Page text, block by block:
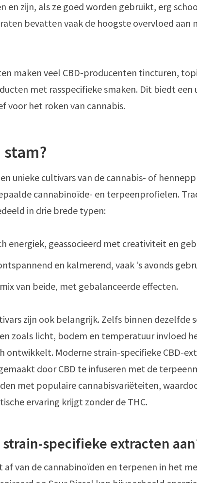
en zijn, als ze goed worden gebruikt, erg
bevatten vaak de hoogste overvloed aan
maken veel CBD-producenten tincturen,
met rasspecifieke smaken. Dit biedt een
voor het roken van cannabis.
stam?
unieke cultivars van de cannabis- of
cannabinoïde- en terpeenprofielen.
in drie brede typen:
energiek, geassocieerd met creativiteit en
en kalmerend, vaak ’s avonds
van beide, met gebalanceerde effecten.
zijn ook belangrijk. Zelfs binnen dezelfde
zoals licht, bodem en temperatuur invloed
ontwikkelt. Moderne strain-specifieke CBD-
door CBD te infuseren met de
met populaire cannabisvariëteiten,
ervaring krijgt zonder de THC.
specifieke extracten
af van de cannabinoïden en terpenen in het